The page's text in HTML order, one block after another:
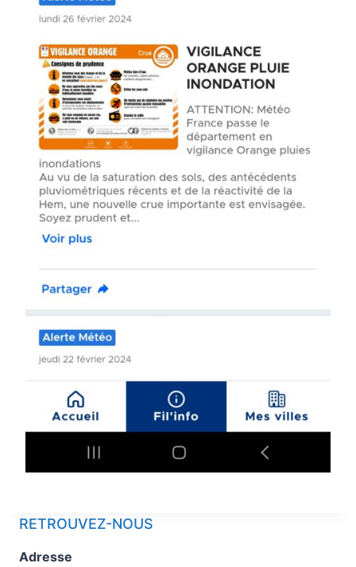
RETROUVEZ-NOUS
Adresse